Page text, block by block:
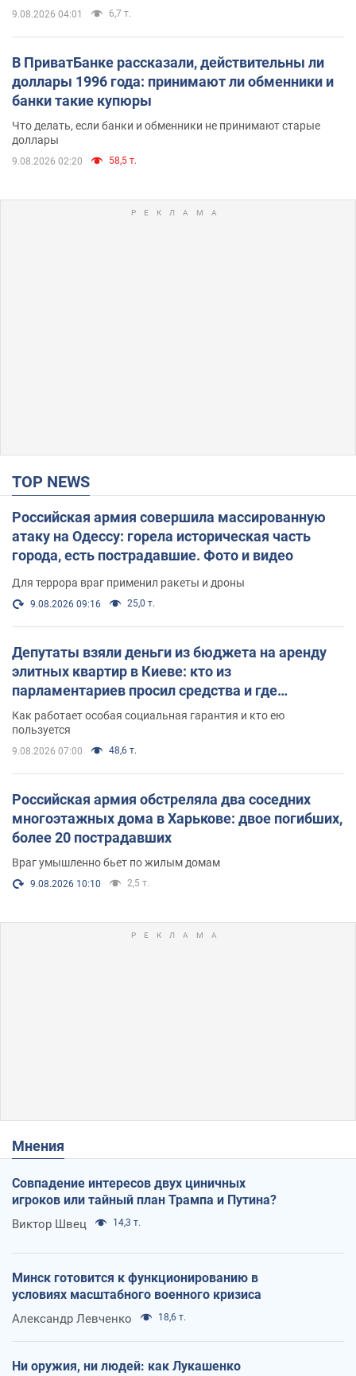
9.08.2026 04:01 6,7 т.
В ПриватБанке рассказали, действительны ли
доллары 1996 года: принимают ли обменники и
банки такие купюры
Что делать, если банки и обменники не принимают старые
доллары
9.08.2026 02:20 58,5 т.
TOP NEWS
Российская армия совершила массированную
атаку на Одессу: горела историческая часть
города, есть пострадавшие. Фото и видео
Для террора враг применил ракеты и дроны
9.08.2026 09:16 25,0 т.
Депутаты взяли деньги из бюджета на аренду
элитных квартир в Киеве: кто из
парламентариев просил средства и где
поселился
Как работает особая социальная гарантия и кто ею
пользуется
9.08.2026 07:00 48,6 т.
Российская армия обстреляла два соседних
многоэтажных дома в Харькове: двое погибших,
более 20 пострадавших
Враг умышленно бьет по жилым домам
9.08.2026 10:10 2,5 т.
Мнения
Совпадение интересов двух циничных
игроков или тайный план Трампа и Путина?
Виктор Швец 14,3 т.
Минск готовится к функционированию в
условиях масштабного военного кризиса
Александр Левченко 18,6 т.
Ни оружия, ни людей: как Лукашенко